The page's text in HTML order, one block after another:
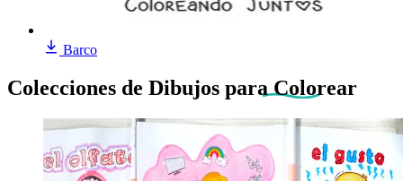
Barco
Colecciones de Dibujos para Colorear